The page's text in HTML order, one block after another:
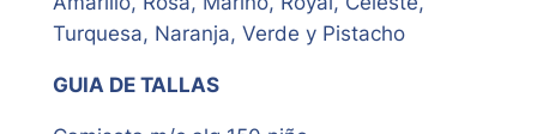
Turquesa, Naranja, Verde y Pistacho
GUIA DE TALLAS